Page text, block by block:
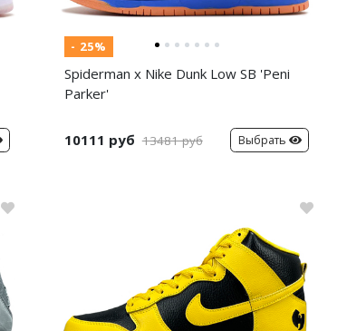
- 25%
Spiderman x Nike Dunk Low SB 'Peni
Parker'
10111 руб 13481 руб Выбрать